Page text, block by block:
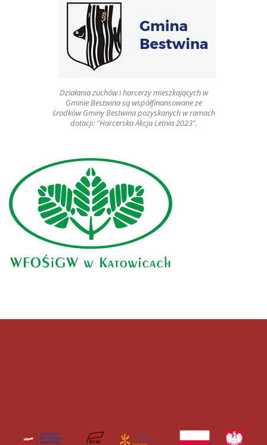
Działania zuchów i harcerzy mieszkających w
Gminie Bestwina są współfinansowane ze
środków Gminy Bestwina pozyskanych w ramach
dotacji: "Harcerska Akcja Letnia 2023".